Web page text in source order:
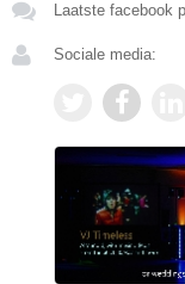
Laatste facebook
Sociale media: